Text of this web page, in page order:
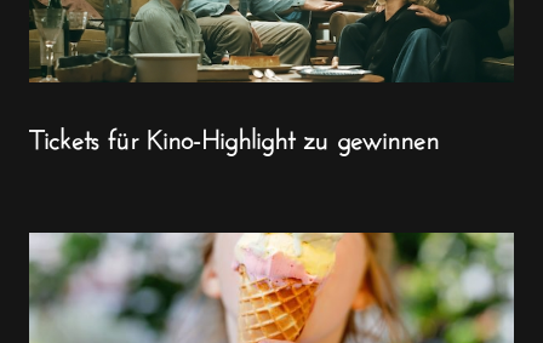
Tickets für Kino-Highlight zu gewinnen